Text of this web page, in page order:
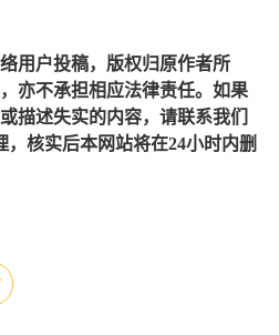
用户投稿，版权归原作者所
亦不承担相应法律责任。如果
描述失实的内容，请联系我们
，核实后本网站将在24小时内删